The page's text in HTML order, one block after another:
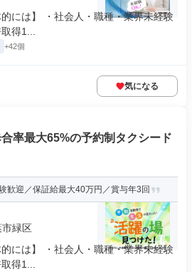
には】 ・社会人・職種・業界未経験
得1...
+42個
気になる
率最大65%の予約制タクシード
歓迎／保証給最大40万円／賞与年3回
緑区
には】 ・社会人・職種・業界未経験
得1...